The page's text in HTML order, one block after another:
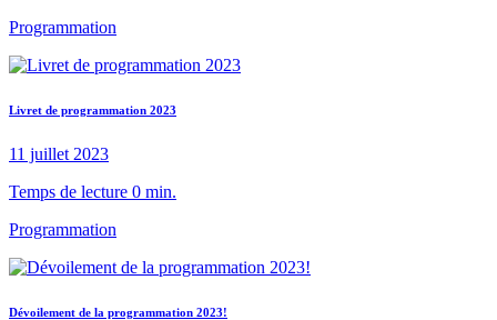
Programmation
Livret de programmation 2023
11 juillet 2023
Temps de lecture 0 min.
Programmation
Dévoilement de la programmation 2023!